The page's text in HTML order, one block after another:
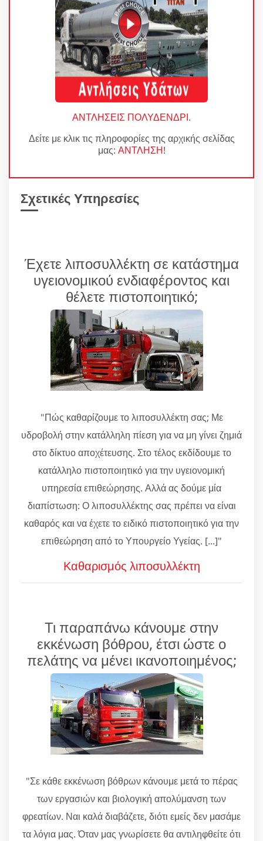
ΑΝΤΛΗΣΕΙΣ ΠΟΛΥΔΕΝΔΡΙ.
Δείτε με κλικ τις πληροφορίες της αρχικής σελίδας
μας: ΑΝΤΛΗΣΗ!
Σχετικές Υπηρεσίες
Έχετε λιποσυλλέκτη σε κατάστημα
υγειονομικού ενδιαφέροντος και
θέλετε πιστοποιητικό;
"Πώς καθαρίζουμε το λιποσυλλέκτη σας; Με
υδροβολή στην κατάλληλη πίεση για να μη γίνει ζημιά
στο δίκτυο αποχέτευσης. Στο τέλος εκδίδουμε το
κατάλληλο πιστοποιητικό για την υγειονομική
υπηρεσία επιθεώρησης. Αλλά ας δούμε μία
διαπίστωση: Ο λιποσυλλέκτης σας πρέπει να είναι
καθαρός και να έχετε το ειδικό πιστοποιητικό για την
επιθεώρηση από το Υπουργείο Υγείας. [...]"
Καθαρισμός λιποσυλλέκτη
Τι παραπάνω κάνουμε στην
εκκένωση βόθρου, έτσι ώστε ο
πελάτης να μένει ικανοποιημένος;
"Σε κάθε εκκένωση βόθρων κάνουμε μετά το πέρας
των εργασιών και βιολογική απολύμανση των
φρεατίων. Ναι καλά διαβάζετε, διότι εμείς δεν μασάμε
τα λόγια μας. Όταν μας γνωρίσετε θα αντιληφθείτε ότι